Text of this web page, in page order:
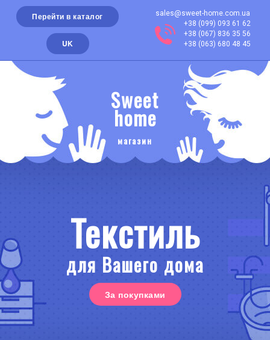
Перейти в каталог
UK
sales@sweet-home.com.ua
+38 (099) 093 61 62
+38 (067) 836 35 56
+38 (063) 680 48 45
Sweet
home
магазин
Текстиль
для Вашего дома
За покупками